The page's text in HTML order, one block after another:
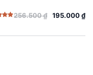
256.500₫ 195.000₫